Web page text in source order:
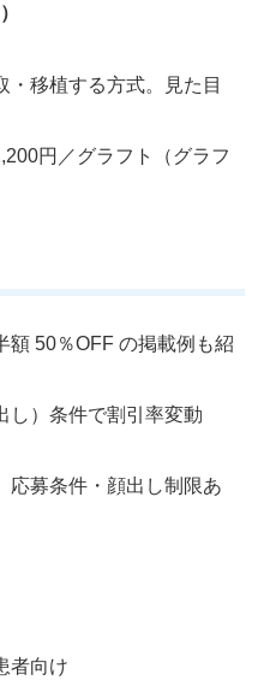
・移植する方式。見た目
円／グラフト（グラフ
額 50％OFF の掲載例も紹
し）条件で割引率変動
応募条件・顔出し制限あ
者向け